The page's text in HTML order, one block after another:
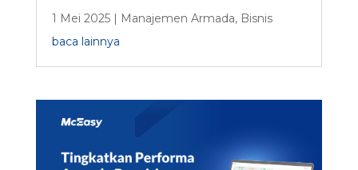
1 Mei 2025| Manajemen Armada, Bisnis
baca lainnya